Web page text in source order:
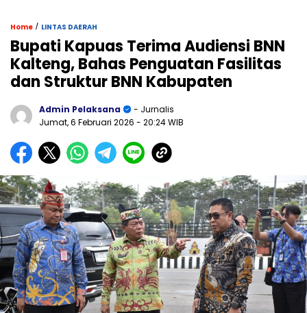
Home / LINTAS DAERAH
Bupati Kapuas Terima Audiensi BNN
Kalteng, Bahas Penguatan Fasilitas
dan Struktur BNN Kabupaten
Admin Pelaksana
- Jurnalis
Jumat, 6 Februari 2026 - 20:24 WIB